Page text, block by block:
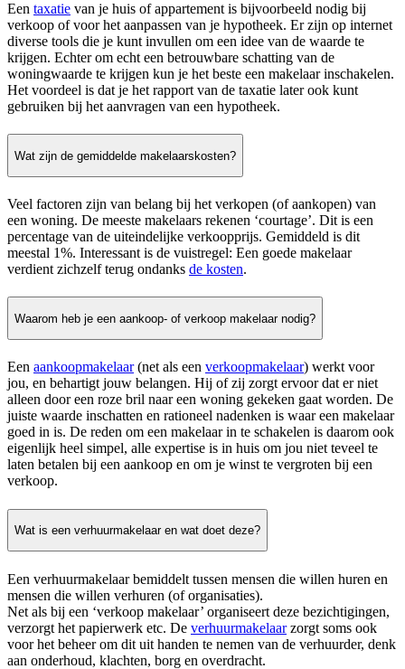
Een taxatie van je huis of appartement is bijvoorbeeld nodig bij
verkoop of voor het aanpassen van je hypotheek. Er zijn op internet
diverse tools die je kunt invullen om een idee van de waarde te
krijgen. Echter om echt een betrouwbare schatting van de
woningwaarde te krijgen kun je het beste een makelaar inschakelen.
Het voordeel is dat je het rapport van de taxatie later ook kunt
gebruiken bij het aanvragen van een hypotheek.
Wat zijn de gemiddelde makelaarskosten?
Veel factoren zijn van belang bij het verkopen (of aankopen) van
een woning. De meeste makelaars rekenen ‘courtage’. Dit is een
percentage van de uiteindelijke verkoopprijs. Gemiddeld is dit
meestal 1%. Interessant is de vuistregel: Een goede makelaar
verdient zichzelf terug ondanks de kosten.
Waarom heb je een aankoop- of verkoop makelaar nodig?
Een aankoopmakelaar(net als een verkoopmakelaar) werkt voor
jou, en behartigt jouw belangen. Hij of zij zorgt ervoor dat er niet
alleen door een roze bril naar een woning gekeken gaat worden. De
juiste waarde inschatten en rationeel nadenken is waar een makelaar
goed in is. De reden om een makelaar in te schakelen is daarom ook
eigenlijk heel simpel, alle expertise is in huis om jou niet teveel te
laten betalen bij een aankoop en om je winst te vergroten bij een
verkoop.
Wat is een verhuurmakelaar en wat doet deze?
Een verhuurmakelaar bemiddelt tussen mensen die willen huren en
mensen die willen verhuren (of organisaties).
Net als bij een ‘verkoop makelaar’ organiseert deze bezichtigingen,
verzorgt het papierwerk etc. De verhuurmakelaarzorgt soms ook
voor het beheer om dit uit handen te nemen van de verhuurder, denk
aan onderhoud, klachten, borg en overdracht.